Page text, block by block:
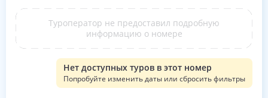
Туроператор не предоставил подробную
информацию о номере
Нет доступных туров в этот номер
Попробуйте изменить даты или сбросить фильтры